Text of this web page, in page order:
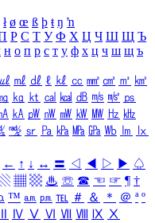
ł ø œ ß þ ŧ ŋ ŉ
Р С Т У Ф Х Ц Ч Ш Щ Ъ
н о п р с т у ф х ц ч ш щ ъ
㎕ ㎖ ㎗ ℓ ㎘ ㏄ ㎣ ㎤ ㎥ ㎦
㎏ ㏏ ㎈ ㎉ ㏈ ㎧ ㎨ ㎰
㎄ ㎺ ㎻ ㎽ ㎾ ㎿ ㎐ ㎑
㎯ ㏛ ㎩ ㎪ ㎫ ㎬ ㏝ ㏐
㏓
← ↑ ↓ ↔ 〓 ◁ ◀ ▷ ▶ ♤
▦ ▩ ♨ ☏ ☎ ☜ ☞ ¶ †
™ ㏂ ㏘ ℡ ＃ ＆ ＊ ＠ ª º
Ⅳ Ⅴ Ⅵ Ⅶ Ⅷ Ⅸ Ⅹ